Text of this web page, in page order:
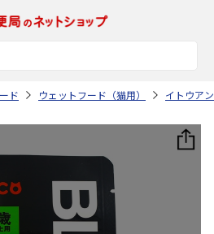
ド ウェットフード（猫用） イトウア